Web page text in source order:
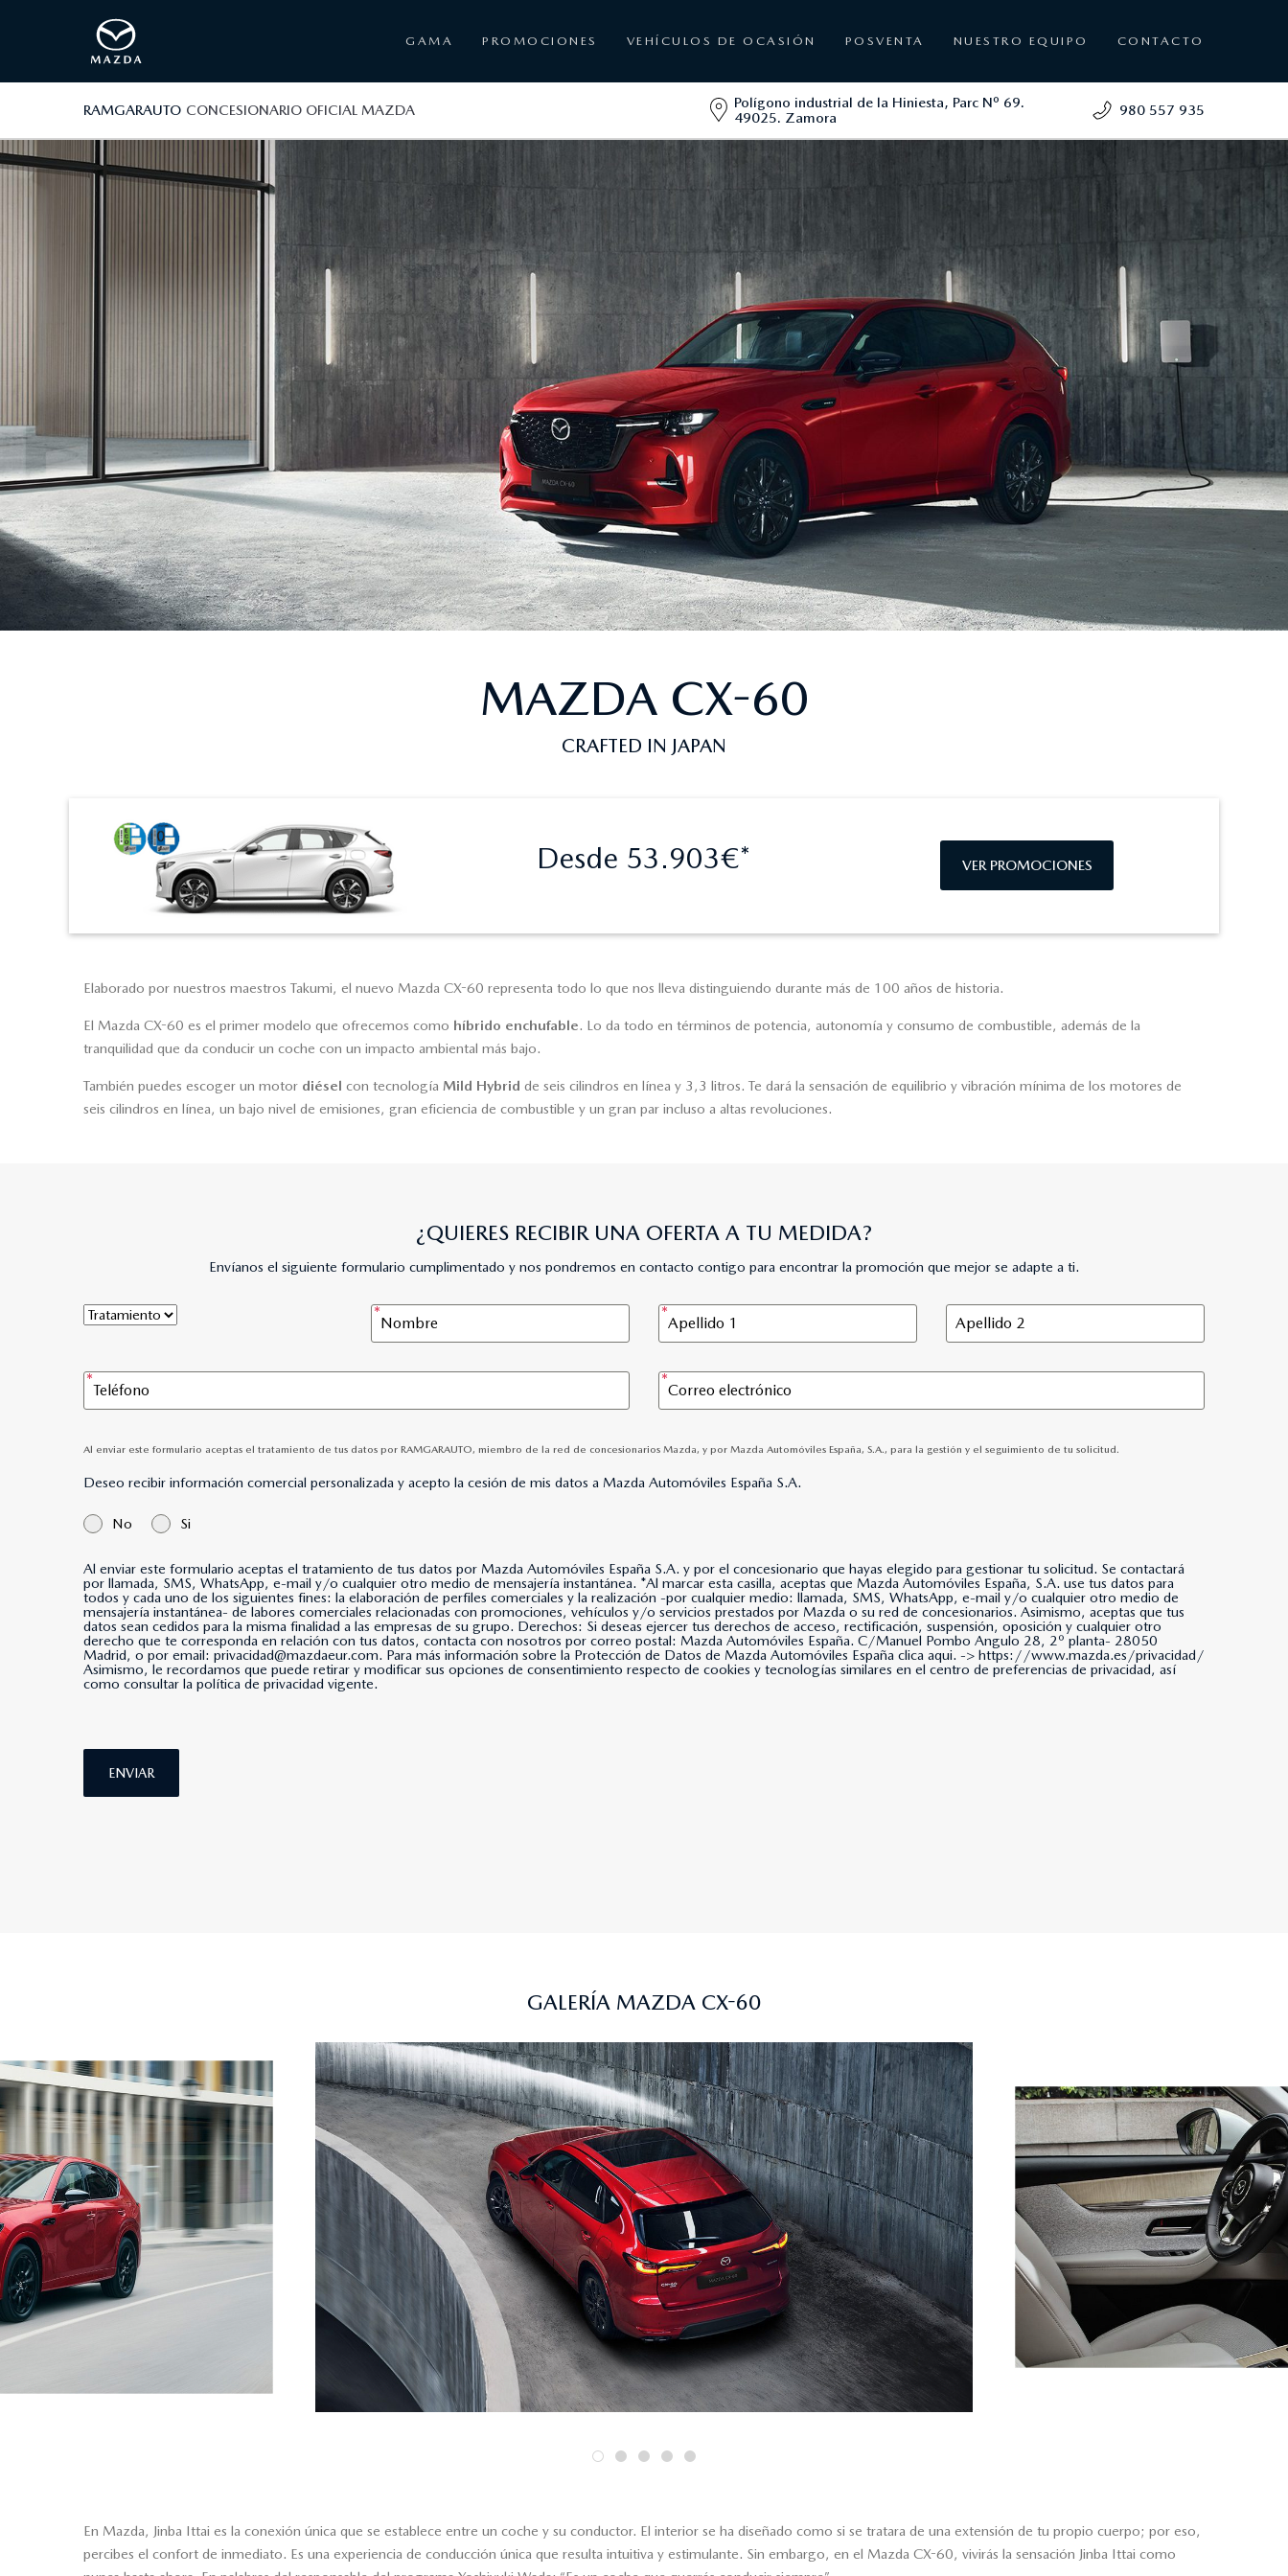
GAMA PROMOCIONES VEHÍCULOS DE OCASIÓN POSVENTA NUESTRO EQUIPO CONTACTO
RAMGARAUTO CONCESIONARIO OFICIAL MAZDA
Polígono industrial de la Hiniesta, Parc Nº 69.
49025. Zamora
980 557 935
MAZDA CX-60
CRAFTED IN JAPAN
Desde 53.903€* VER PROMOCIONES
Elaborado por nuestros maestros Takumi, el nuevo Mazda CX-60 representa todo lo que nos lleva distinguiendo durante más de 100 años de historia.
El Mazda CX-60 es el primer modelo que ofrecemos como híbrido enchufable. Lo da todo en términos de potencia, autonomía y consumo de combustible, además de la
tranquilidad que da conducir un coche con un impacto ambiental más bajo.
También puedes escoger un motor diésel con tecnología Mild Hybrid de seis cilindros en línea y 3,3 litros. Te dará la sensación de equilibrio y vibración mínima de los motores de
seis cilindros en línea, un bajo nivel de emisiones, gran eficiencia de combustible y un gran par incluso a altas revoluciones.
¿QUIERES RECIBIR UNA OFERTA A TU MEDIDA?
Envíanos el siguiente formulario cumplimentado y nos pondremos en contacto contigo para encontrar la promoción que mejor se adapte a ti.
Al enviar este formulario aceptas el tratamiento de tus datos por RAMGARAUTO, miembro de la red de concesionarios Mazda, y por Mazda Automóviles España, S.A., para la gestión y el seguimiento de tu solicitud.
Deseo recibir información comercial personalizada y acepto la cesión de mis datos a Mazda Automóviles España S.A.
No Si
Al enviar este formulario aceptas el tratamiento de tus datos por Mazda Automóviles España S.A. y por el concesionario que hayas elegido para gestionar tu solicitud. Se contactará
por llamada, SMS, WhatsApp, e-mail y/o cualquier otro medio de mensajería instantánea. *Al marcar esta casilla, aceptas que Mazda Automóviles España, S.A. use tus datos para
todos y cada uno de los siguientes fines: la elaboración de perfiles comerciales y la realización -por cualquier medio: llamada, SMS, WhatsApp, e-mail y/o cualquier otro medio de
mensajería instantánea- de labores comerciales relacionadas con promociones, vehículos y/o servicios prestados por Mazda o su red de concesionarios. Asimismo, aceptas que tus
datos sean cedidos para la misma finalidad a las empresas de su grupo. Derechos: Si deseas ejercer tus derechos de acceso, rectificación, suspensión, oposición y cualquier otro
derecho que te corresponda en relación con tus datos, contacta con nosotros por correo postal: Mazda Automóviles España. C/Manuel Pombo Angulo 28, 2º planta- 28050
Madrid, o por email: privacidad@mazdaeur.com. Para más información sobre la Protección de Datos de Mazda Automóviles España clica aqui. -> https://www.mazda.es/privacidad/
Asimismo, le recordamos que puede retirar y modificar sus opciones de consentimiento respecto de cookies y tecnologías similares en el centro de preferencias de privacidad, así
como consultar la política de privacidad vigente.
ENVIAR
GALERÍA MAZDA CX-60
En Mazda, Jinba Ittai es la conexión única que se establece entre un coche y su conductor. El interior se ha diseñado como si se tratara de una extensión de tu propio cuerpo; por eso,
percibes el confort de inmediato. Es una experiencia de conducción única que resulta intuitiva y estimulante. Sin embargo, en el Mazda CX-60, vivirás la sensación Jinba Ittai como